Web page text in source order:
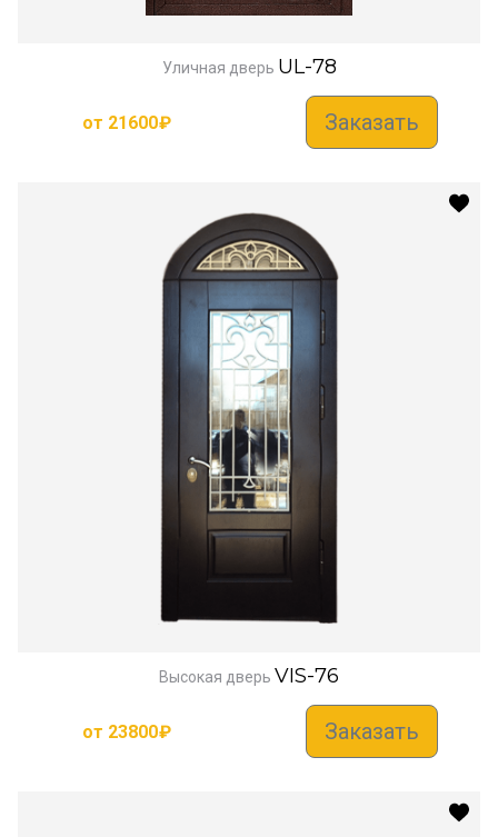
Уличная дверь UL-78
от 21600₽ Заказать
Высокая дверь VIS-76
от 23800₽ Заказать